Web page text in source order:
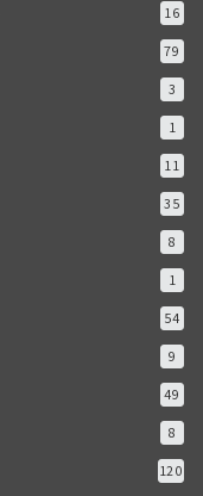
16
79
3
1
11
35
8
1
54
9
49
8
120